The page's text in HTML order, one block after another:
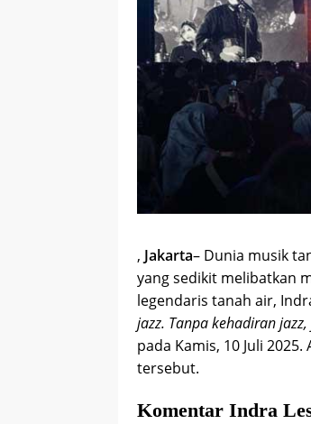
, Jakarta– Dunia musik
yang sedikit melibatkan
legendaris tanah air,
jazz. Tanpa kehadiran
pada Kamis, 10 Juli
tersebut.
Komentar Indra